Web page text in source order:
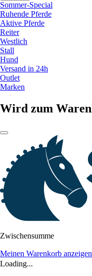
Sommer-Special
Ruhende Pferde
Aktive Pferde
Reiter
Westlich
Stall
Hund
Versand in 24h
Outlet
Marken
Wird zum
Zwischensumme
Meinen Warenkorb anzeigen
Loading...